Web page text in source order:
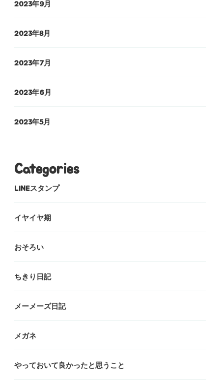
2023年9月
2023年8月
2023年7月
2023年6月
2023年5月
Categories
LINEスタンプ
イヤイヤ期
おそろい
ちきり日記
メーメーズ日記
メガネ
やっておいて良かったと思うこと